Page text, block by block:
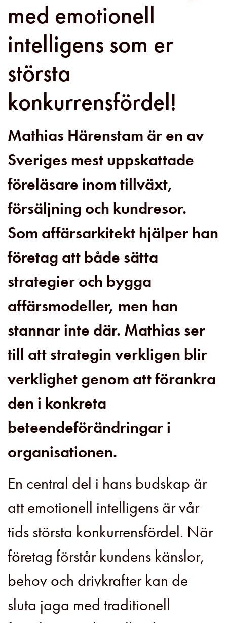
med emotionell
intelligens som er
största
konkurrensfördel!
Mathias Härenstam är en av
Sveriges mest uppskattade
föreläsare inom tillväxt,
försäljning och kundresor.
Som affärsarkitekt hjälper han
företag att både sätta
strategier och bygga
affärsmodeller, men han
stannar inte där. Mathias ser
till att strategin verkligen blir
verklighet genom att förankra
den i konkreta
beteendeförändringar i
organisationen.
En central del i hans budskap är
att emotionell intelligens är vår
tids största konkurrensfördel. När
företag förstår kundens känslor,
behov och drivkrafter kan de
sluta jaga med traditionell